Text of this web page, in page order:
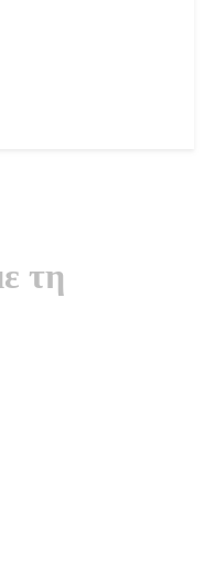
τη